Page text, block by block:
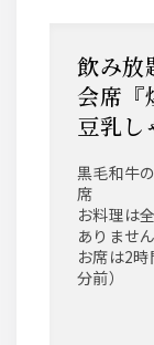
飲み放題付7,000円税込 八かく
会席
豆乳し
黒毛和牛
席
お料理は
ありません
お席は2
分前）